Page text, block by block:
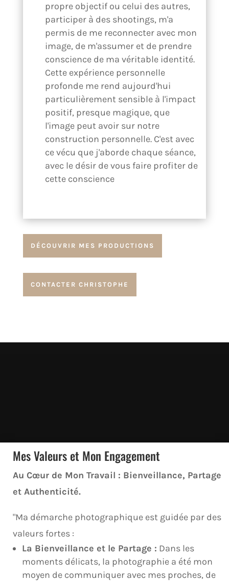
propre objectif ou celui des autres,
participer à des shootings, m'a
permis de me reconnecter avec mon
image, de m'assumer et de prendre
conscience de ma véritable identité.
Cette expérience personnelle
profonde me rend aujourd'hui
particulièrement sensible à l'impact
positif, presque magique, que
l'image peut avoir sur notre
construction personnelle. C'est avec
ce vécu que j'aborde chaque séance,
avec le désir de vous faire profiter de
cette conscience
DÉCOUVRIR MES PRODUCTIONS
CONTACTER CHRISTOPHE
Mes Valeurs et Mon Engagement
Au Cœur de Mon Travail : Bienveillance, Partage
et Authenticité.
"Ma démarche photographique est guidée par des
valeurs fortes :
La Bienveillance et le Partage : Dans les
moments délicats, la photographie a été mon
moyen de communiquer avec mes proches, de